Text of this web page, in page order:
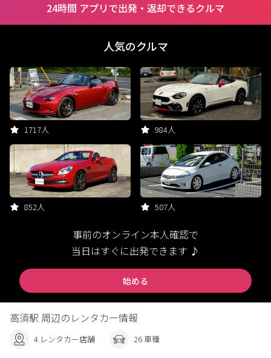
24時間 アプリで出発・返却できるクルマ
人気のクルマ
1717人 984人
852人 507人
事前のオンライン本人確認で
当日はすぐに出発できます ♪
始める
高須駅 周辺のレンタカー情報
4 レンタカー店舗 26 車種